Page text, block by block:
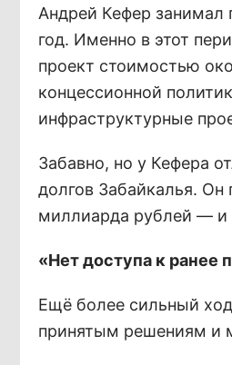
Андрей Кефер занимал
год. Именно в этот
проект стоимостью
концессионной
инфраструктурные
Забавно, но у Кефера
долгов Забайкалья.
миллиарда рублей — и
«Нет доступа к ранее
Ещё более сильный
принятым решениям и